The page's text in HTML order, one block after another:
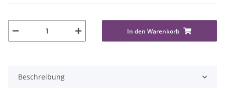
In den Warenkorb
Beschreibung